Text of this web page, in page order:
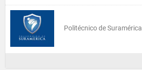
Politécnico de Suramérica